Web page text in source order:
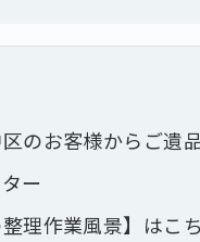
のお客様からご遺
ー
整理作業風景】はこ